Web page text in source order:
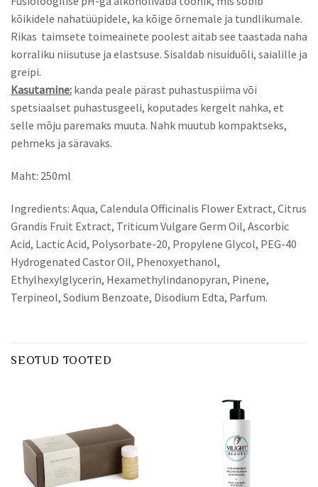
kõikidele nahatüüpidele, ka kõige õrnemale ja tundlikumale.
Rikas taimsete toimeainete poolest aitab see taastada naha
korraliku niisutuse ja elastsuse. Sisaldab nisuiduõli, saialille ja
greipi.
Kasutamine: kanda peale pärast puhastuspiima või
spetsiaalset puhastusgeeli, koputades kergelt nahka, et
selle mõju paremaks muuta. Nahk muutub kompaktseks,
pehmeks ja säravaks.
Maht: 250ml
Ingredients: Aqua, Calendula Officinalis Flower Extract, Citrus
Grandis Fruit Extract, Triticum Vulgare Germ Oil, Ascorbic
Acid, Lactic Acid, Polysorbate-20, Propylene Glycol, PEG-40
Hydrogenated Castor Oil, Phenoxyethanol,
Ethylhexylglycerin, Hexamethylindanopyran, Pinene,
Terpineol, Sodium Benzoate, Disodium Edta, Parfum.
SEOTUD TOOTED